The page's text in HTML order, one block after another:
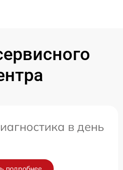
в день